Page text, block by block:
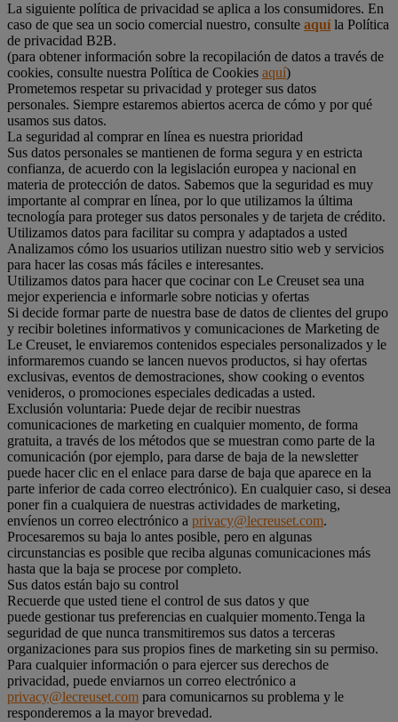
La siguiente política de privacidad se aplica a los consumidores. En
caso de que sea un socio comercial nuestro, consulte aquíla Política
de privacidad B2B.
(para obtener información sobre la recopilación de datos a través de
cookies, consulte nuestra Política de Cookies aquí)
Prometemos respetar su privacidad y proteger sus datos
personales. Siempre estaremos abiertos acerca de cómo y por qué
usamos sus datos.
La seguridad al comprar en línea es nuestra prioridad
Sus datos personales se mantienen de forma segura y en estricta
confianza, de acuerdo con la legislación europea y nacional en
materia de protección de datos. Sabemos que la seguridad es muy
importante al comprar en línea, por lo que utilizamos la última
tecnología para proteger sus datos personales y de tarjeta de crédito.
Utilizamos datos para facilitar su compra y adaptados a usted
Analizamos cómo los usuarios utilizan nuestro sitio web y servicios
para hacer las cosas más fáciles e interesantes.
Utilizamos datos para hacer que cocinar con Le Creuset sea una
mejor experiencia e informarle sobre noticias y ofertas
Si decide formar parte de nuestra base de datos de clientes del grupo
y recibir boletines informativos y comunicaciones de Marketing de
Le Creuset, le enviaremos contenidos especiales personalizados y le
informaremos cuando se lancen nuevos productos, si hay ofertas
exclusivas, eventos de demostraciones, show cooking o eventos
venideros, o promociones especiales dedicadas a usted.
Exclusión voluntaria: Puede dejar de recibir nuestras
comunicaciones de marketing en cualquier momento, de forma
gratuita, a través de los métodos que se muestran como parte de la
comunicación (por ejemplo, para darse de baja de la newsletter
puede hacer clic en el enlace para darse de baja que aparece en la
parte inferior de cada correo electrónico). En cualquier caso, si desea
poner fin a cualquiera de nuestras actividades de marketing,
envíenos un correo electrónico a privacy@lecreuset.com.
Procesaremos su baja lo antes posible, pero en algunas
circunstancias es posible que reciba algunas comunicaciones más
hasta que la baja se procese por completo.
Sus datos están bajo su control
Recuerde que usted tiene el control de sus datos y que
puede gestionar tus preferencias en cualquier momento.Tenga la
seguridad de que nunca transmitiremos sus datos a terceras
organizaciones para sus propios fines de marketing sin su permiso.
Para cualquier información o para ejercer sus derechos de
privacidad, puede enviarnos un correo electrónico a
privacy@lecreuset.com para comunicarnos su problema y le
responderemos a la mayor brevedad.